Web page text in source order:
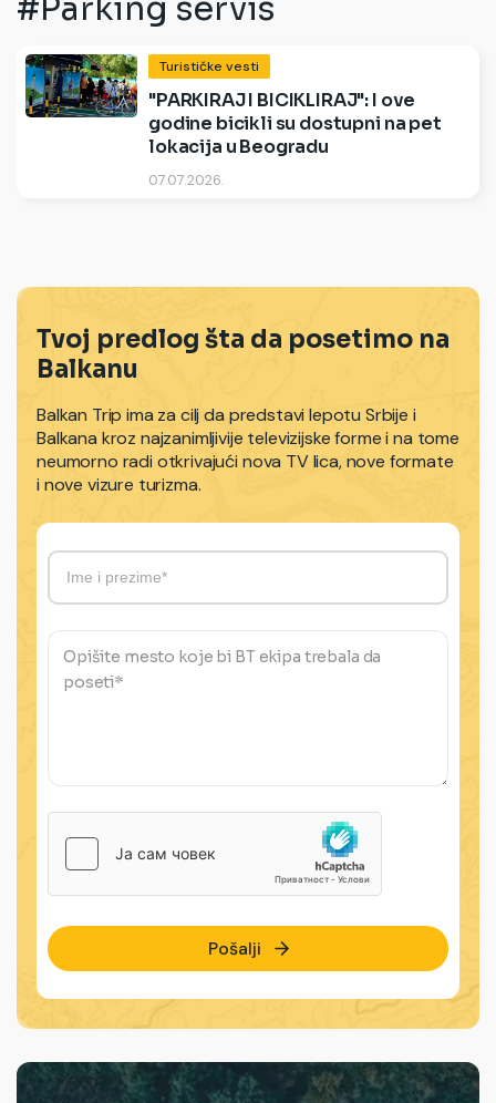
#Parking servis
Turističke vesti
"PARKIRAJ I BICIKLIRAJ": I ove
godine bicikli su dostupni na pet
lokacija u Beogradu
07.07.2026.
Tvoj predlog šta da posetimo na
Balkanu
Balkan Trip ima za cilj da predstavi lepotu Srbije i
Balkana kroz najzanimljivije televizijske forme i na tome
neumorno radi otkrivajući nova TV lica, nove formate
i nove vizure turizma.
Pošalji